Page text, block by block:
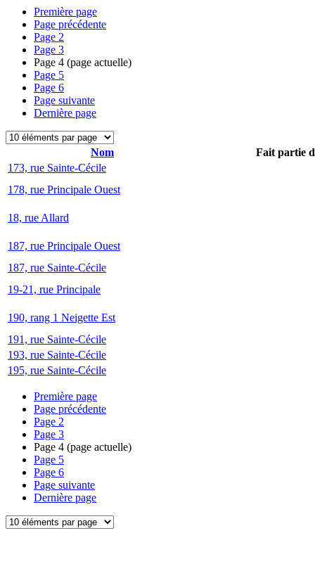
Première page
Page précédente
Page 2
Page 3
Page 4 (page actuelle)
Page 5
Page 6
Page suivante
Dernière page
Nom
Fait partie
173, rue Sainte-Cécile
178, rue Principale Ouest
18, rue Allard
187, rue Principale Ouest
187, rue Sainte-Cécile
19-21, rue Principale
190, rang 1 Neigette Est
191, rue Sainte-Cécile
193, rue Sainte-Cécile
195, rue Sainte-Cécile
Première page
Page précédente
Page 2
Page 3
Page 4 (page actuelle)
Page 5
Page 6
Page suivante
Dernière page